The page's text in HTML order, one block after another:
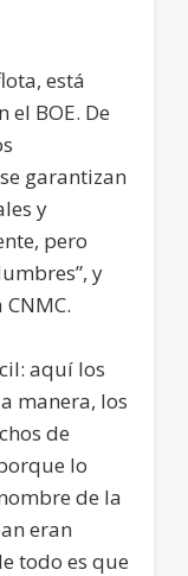
está
BOE. De
garantizan
y
pero
y
aquí los
manera, los
de
lo
de la
eran
todo es que